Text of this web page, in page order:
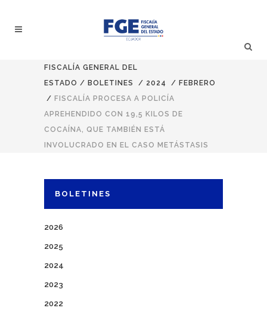
FISCALÍA GENERAL DEL
ESTADO / BOLETINES / 2024 / FEBRERO
/ FISCALÍA PROCESA A POLICÍA
APREHENDIDO CON 19,5 KILOS DE
COCAÍNA, QUE TAMBIÉN ESTÁ
INVOLUCRADO EN EL CASO METÁSTASIS
BOLETINES
2026
2025
2024
2023
2022